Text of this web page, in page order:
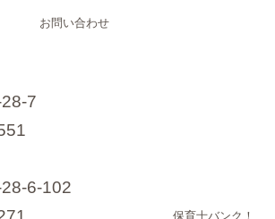
お問い合わせ
7
6-102
保育士バンク！